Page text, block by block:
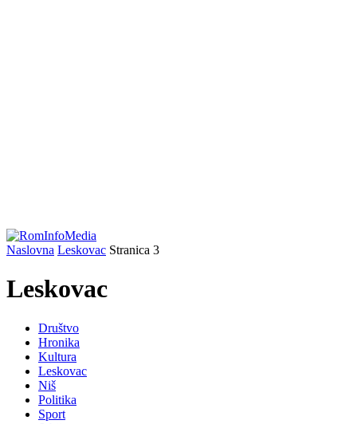
Naslovna Leskovac Stranica 3
Leskovac
Društvo
Hronika
Kultura
Leskovac
Niš
Politika
Sport